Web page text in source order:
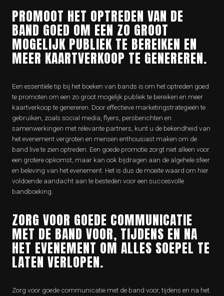
PROMOOT HET OPTREDEN VAN DE
BAND GOED OM EEN ZO GROOT
MOGELIJK PUBLIEK TE BEREIKEN EN
MEER KAARTVERKOOP TE GENEREREN.
Een essentiële tip bij het boeken van bands is om het optreden goed
te promoten om een zo groot mogelijk publiek te bereiken en meer
kaartverkoop te genereren. Door effectieve marketingstrategieën te
gebruiken, zoals social media, flyers, persberichten en
samenwerkingen met relevante partners, kunt u de bekendheid van
het evenement vergroten en mensen enthousiast maken om de
band live te zien optreden. Een goede promotie zorgt niet alleen voor
een grotere opkomst, maar kan ook bijdragen aan de algehele sfeer
en beleving van het evenement. Het is dus de moeite waard om hier
voldoende aandacht aan te besteden voor een succesvolle
bandboeking.
ZORG VOOR GOEDE COMMUNICATIE
MET DE BAND VOOR, TIJDENS EN NA
HET EVENEMENT OM ALLES SOEPEL TE
LATEN VERLOPEN.
Zorg voor goede communicatie met de band voor, tijdens en na het